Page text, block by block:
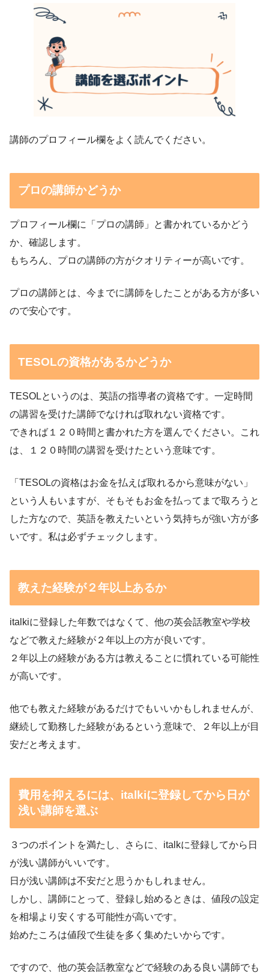
講師のプロフィール欄をよく読んでください。
プロの講師かどうか
プロフィール欄に「プロの講師」と書かれているかどう
か、確認します。
もちろん、プロの講師の方がクオリティーが高いです。
プロの講師とは、今までに講師をしたことがある方が多い
ので安心です。
TESOLの資格があるかどうか
TESOLというのは、英語の指導者の資格です。一定時間
の講習を受けた講師でなければ取れない資格です。
できれば１２０時間と書かれた方を選んでください。これ
は、１２０時間の講習を受けたという意味です。
「TESOLの資格はお金を払えば取れるから意味がない」
という人もいますが、そもそもお金を払ってまで取ろうと
した方なので、英語を教えたいという気持ちが強い方が多
いです。私は必ずチェックします。
教えた経験が２年以上あるか
italkiに登録した年数ではなくて、他の英会話教室や学校
などで教えた経験が２年以上の方が良いです。
２年以上の経験がある方は教えることに慣れている可能性
が高いです。
他でも教えた経験があるだけでもいいかもしれませんが、
継続して勤務した経験があるという意味で、２年以上が目
安だと考えます。
費用を抑えるには、italkiに登録してから日が
浅い講師を選ぶ
３つのポイントを満たし、さらに、italkに登録してから日
が浅い講師がいいです。
日が浅い講師は不安だと思うかもしれません。
しかし、講師にとって、登録し始めるときは、値段の設定
を相場より安くする可能性が高いです。
始めたころは値段で生徒を多く集めたいからです。
ですので、他の英会話教室などで経験のある良い講師でも